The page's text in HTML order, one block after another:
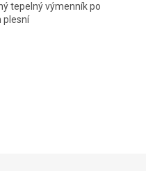
tepelný výmenník po
plesní